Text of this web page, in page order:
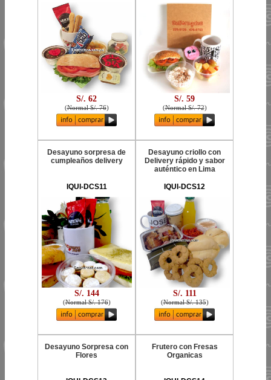
S/. 62
(Normal S/. 76)
S/. 59
(Normal S/. 72)
Desayuno sorpresa de
cumpleaños delivery
IQUI-DCS11
S/. 144
(Normal S/. 176)
Desayuno criollo con
Delivery rápido y sabor
auténtico en Lima
IQUI-DCS12
S/. 111
(Normal S/. 135)
Desayuno Sorpresa con
Flores
Frutero con Fresas
Organicas